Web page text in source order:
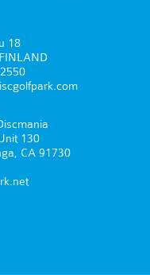
18
130
CA 91730